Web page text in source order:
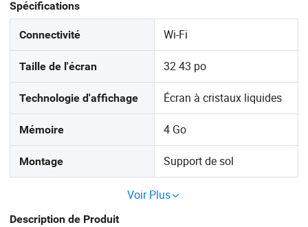
Spécifications
Connectivité Wi-Fi
Taille de l'écran 32 43 po
Technologie d'affichage Écran à cristaux liquides
Mémoire 4 Go
Montage Support de sol
Voir Plus
Description de Produit